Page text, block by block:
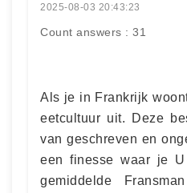
2025-08-03 20:43:23
Count answers : 31
Als je in Frankrijk
eetcultuur uit. Deze
van geschreven en
een finesse waar je
gemiddelde